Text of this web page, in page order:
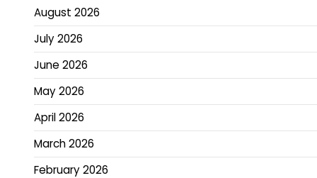
August 2026
July 2026
June 2026
May 2026
April 2026
March 2026
February 2026